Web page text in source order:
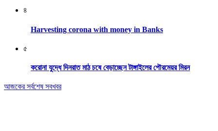
৪
Harvesting corona with money in Banks
৫
করোনা যুদ্ধে দিনরাত মাঠ চষে বেড়াচ্ছেন টাঙ্গাইলের পৌরমেয়র মিরন
আজকের সর্বশেষ সবখবর